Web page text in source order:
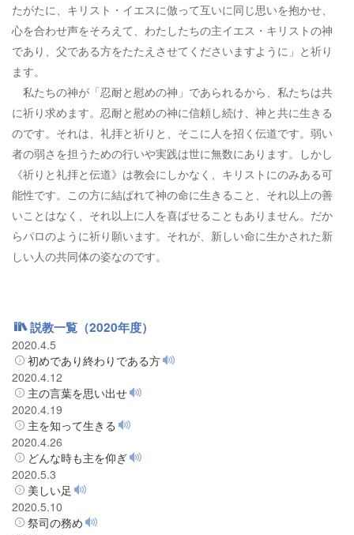
たがたに、キリスト・イエスに倣って互いに同じ思いを抱かせ、
心を合わせ声をそろえて、わたしたちの主イエス・キリストの神
であり、父である方をたたえさせてくださいますように」と祈り
ます。
私たちの神が「忍耐と慰めの神」であられるから、私たちは共
に祈り求めます。忍耐と慰めの神に信頼し続け、神と共に生きる
のです。それは、礼拝と祈りと、そこに人を招く伝道です。弱い
者の弱さを担うための行いや実践は世に無数にあります。しかし
《祈りと礼拝と伝道》は教会にしかなく、キリストにのみある可
能性です。この方に結ばれて神の命に生きること、それ以上の善
いことはなく、それ以上に人を喜ばせることもありません。だか
らパロのように祈り願います。それが、新しい命に生かされた新
しい人の共同体の姿なのです。
説教一覧（2020年度）
2020.4.5
初めであり終わりである方
2020.4.12
主の言葉を思い出せ
2020.4.19
主を知って生きる
2020.4.26
どんな時も主を仰ぎ
2020.5.3
美しい足
2020.5.10
祭司の務め